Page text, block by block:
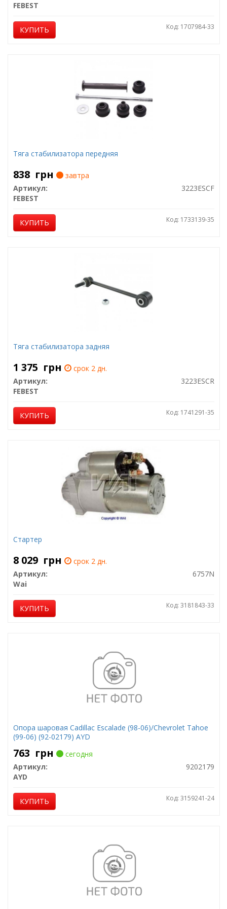
FEBEST
КУПИТЬ Код: 1707984-33
Тяга стабилизатора передняя
838 грн
завтра
Артикул:
3223ESCF
FEBEST
КУПИТЬ Код: 1733139-35
Тяга стабилизатора задняя
1 375 грн
срок 2 дн.
Артикул:
3223ESCR
FEBEST
КУПИТЬ Код: 1741291-35
Стартер
8 029 грн
срок 2 дн.
Артикул:
6757N
Wai
КУПИТЬ Код: 3181843-33
Опора шаровая Cadillac Escalade (98-06)/Chevrolet Tahoe
(99-06) (92-02179) AYD
763 грн
сегодня
Артикул:
9202179
AYD
КУПИТЬ Код: 3159241-24